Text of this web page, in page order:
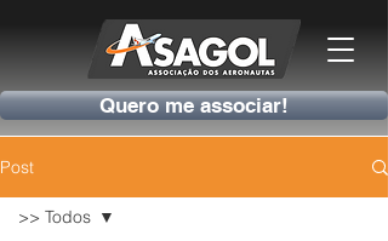
Quero me associar!
Post
>> Todos